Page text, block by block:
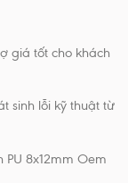
giá tốt cho khách
sinh lỗi kỹ thuật từ
8x12mm Oem